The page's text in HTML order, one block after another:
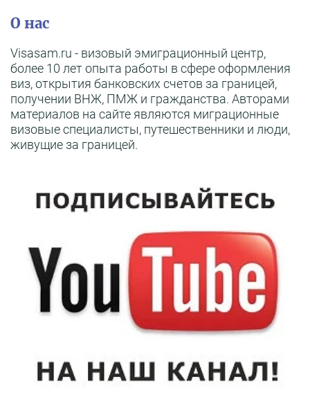
О нас
Visasam.ru - визовый эмиграционный центр,
более 10 лет опыта работы в сфере оформления
виз, открытия банковских счетов за границей,
получении ВНЖ, ПМЖ и гражданства. Авторами
материалов на сайте являются миграционные
визовые специалисты, путешественники и люди,
живущие за границей.